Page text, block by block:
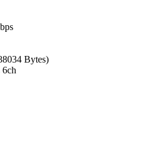
Bytes)